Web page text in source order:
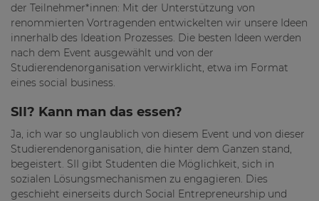
der Teilnehmer*innen: Mit der Unterstützung von
renommierten Vortragenden entwickelten wir unsere Ideen
innerhalb des Ideation Prozesses. Die besten Ideen werden
nach dem Event ausgewählt und von der
Studierendenorganisation verwirklicht, etwa im Format
eines social business.
SII? Kann man das essen?
Ja, ich war so unglaublich von diesem Event und von dieser
Studierendenorganisation, die hinter dem Ganzen stand,
begeistert. SII gibt Studenten die Möglichkeit, sich in
sozialen Lösungsmechanismen zu engagieren. Dies
geschieht einerseits durch Social Entrepreneurship und